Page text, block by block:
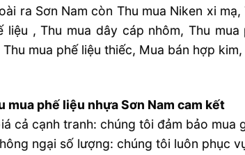
ra Sơn Nam còn Thu mua Niken xi
liệu , Thu mua dây cáp nhôm, Thu
Thu mua phế liệu thiếc, Mua bán hợp
mua phế liệu nhựa Sơn Nam cam kết
cả cạnh tranh: chúng tôi đảm bảo mua
ngại số lượng: chúng tôi luôn phục